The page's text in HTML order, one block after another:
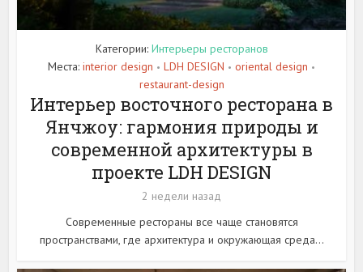
Категории: Интерьеры ресторанов
Места: interior design • LDH DESIGN • oriental design •
restaurant-design
Интерьер восточного ресторана в
Янчжоу: гармония природы и
современной архитектуры в
проекте LDH DESIGN
2 недели назад
Современные рестораны все чаще становятся
пространствами, где архитектура и окружающая среда...